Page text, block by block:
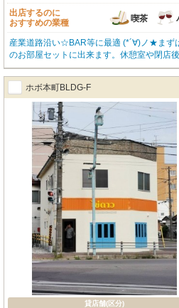
出店するのに
おすすめの業種
喫茶
産業道路沿い☆BAR等に最適 (*´∀)ノ★まず
のお部屋セットに出来ます。休憩室や閉店
ですか。セット家賃等、お問い合わせは
お気軽にお電話下さい！
ホボ本町BLDG-F
貸店舗(区分)